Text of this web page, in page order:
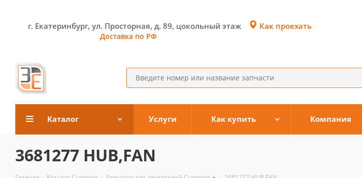
г. Екатеринбург, ул. Просторная, д. 89, цокольный этаж
Доставка по РФ
Как проехать
Каталог Услуги Как купить Компания
3681277 HUB,FAN